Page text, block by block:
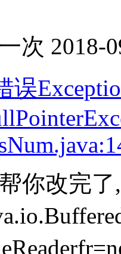
次 2018-
误
你改完